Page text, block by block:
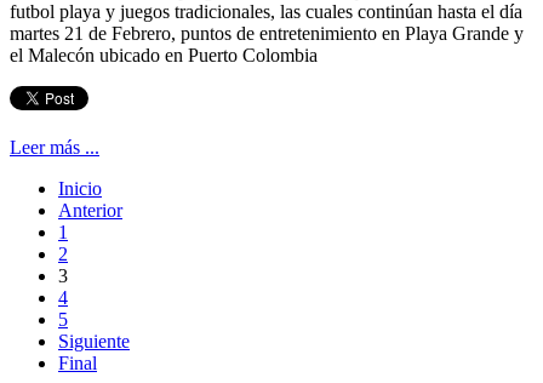
futbol playa y juegos tradicionales, las cuales continúan hasta el día
martes 21 de Febrero, puntos de entretenimiento en Playa Grande y
el Malecón ubicado en Puerto Colombia
Leer más ...
Inicio
Anterior
1
2
3
4
5
Siguiente
Final